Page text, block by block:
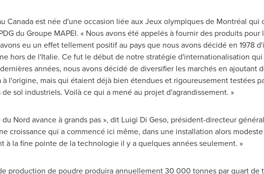
Canadaest née d'une occasion liée aux Jeux olympiques de Montréal qui
du Groupe MAPEI. « Nous avons été appelés à fournir des produits
eu un effet tellement positif au pays que nous avons décidé en 1978
hors de l'Italie. Ce fut le début de notre stratégie d'internationalisation
années, nous avons décidé de diversifier les marchés en ajoutant
à l'origine, mais qui étaient déjà bien étendues et rigoureusement testées
sol industriels. Voilà ce qui a mené au projet d'agrandissement. »
Nord avance à grands pas », dit Luigi Di Geso, président-directeur
croissance qui a commencé ici même, dans une installation alors
à la fine pointe de la technologie il y a quelques années seulement. »
production de poudre produira annuellement 30 000 tonnes par quart